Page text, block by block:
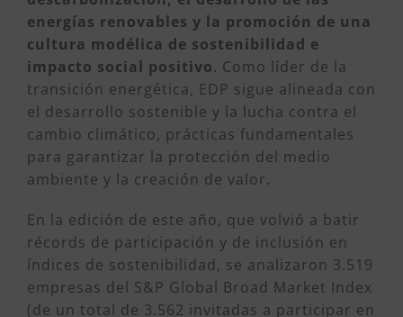
energías renovables y la promoción de una
cultura modélica de sostenibilidad e
impacto social positivo. Como líder de la
transición energética, EDP sigue alineada con
el desarrollo sostenible y la lucha contra el
cambio climático, prácticas fundamentales
para garantizar la protección del medio
ambiente y la creación de valor.
En la edición de este año, que volvió a batir
récords de participación y de inclusión en
índices de sostenibilidad, se analizaron 3.519
empresas del S&P Global Broad Market Index
(de un total de 3.562 invitadas a participar en